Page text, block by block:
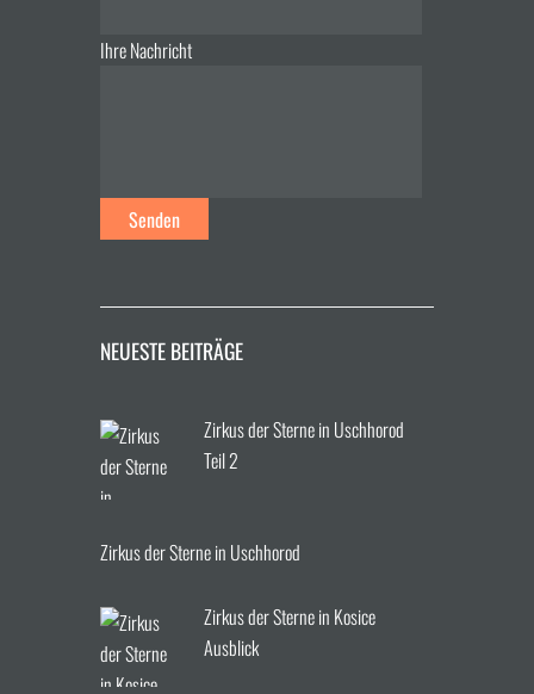
Ihre Nachricht
NEUESTE BEITRÄGE
Zirkus der Sterne in Uschhorod
Teil 2
Zirkus der Sterne in Uschhorod
Zirkus der Sterne in Kosice
Ausblick